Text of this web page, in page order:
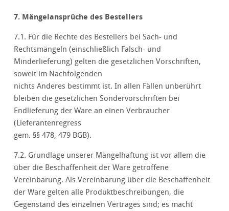
7. Mängelansprüche des Bestellers
7.1. Für die Rechte des Bestellers bei Sach- und
Rechtsmängeln (einschließlich Falsch- und
Minderlieferung) gelten die gesetzlichen Vorschriften,
soweit im Nachfolgenden
nichts Anderes bestimmt ist. In allen Fällen unberührt
bleiben die gesetzlichen Sondervorschriften bei
Endlieferung der Ware an einen Verbraucher
(Lieferantenregress
gem. §§ 478, 479 BGB).
7.2. Grundlage unserer Mängelhaftung ist vor allem die
über die Beschaffenheit der Ware getroffene
Vereinbarung. Als Vereinbarung über die Beschaffenheit
der Ware gelten alle Produktbeschreibungen, die
Gegenstand des einzelnen Vertrages sind; es macht